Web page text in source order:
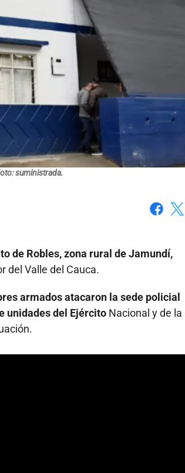
suministrada.
de Robles, zona rural de Jamundí,
del Valle del Cauca.
armados atacaron la sede policial
unidades del Ejército Nacional y de la